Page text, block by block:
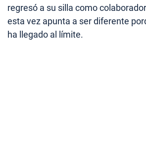
regresó a su silla como
esta vez apunta a ser diferente
ha llegado al límite.